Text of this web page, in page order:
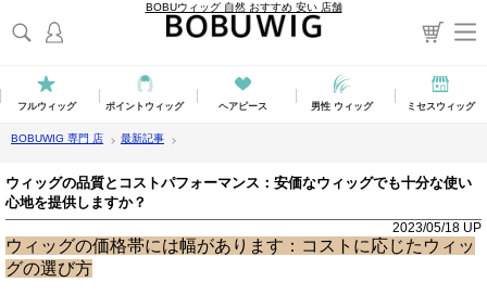
BOBUウィッグ 自然 おすすめ 安い 店舗
フルウィッグ ポイントウィッグ ヘアピース 男性 ウィッグ ミセスウィッグ
BOBUWIG 専門 店 最新記事
ウィッグの品質とコストパフォーマンス：安価なウィッグでも十分な使い
心地を提供しますか？
2023/05/18 UP
ウィッグの価格帯には幅があります：コストに応じたウィッ
グの選び方